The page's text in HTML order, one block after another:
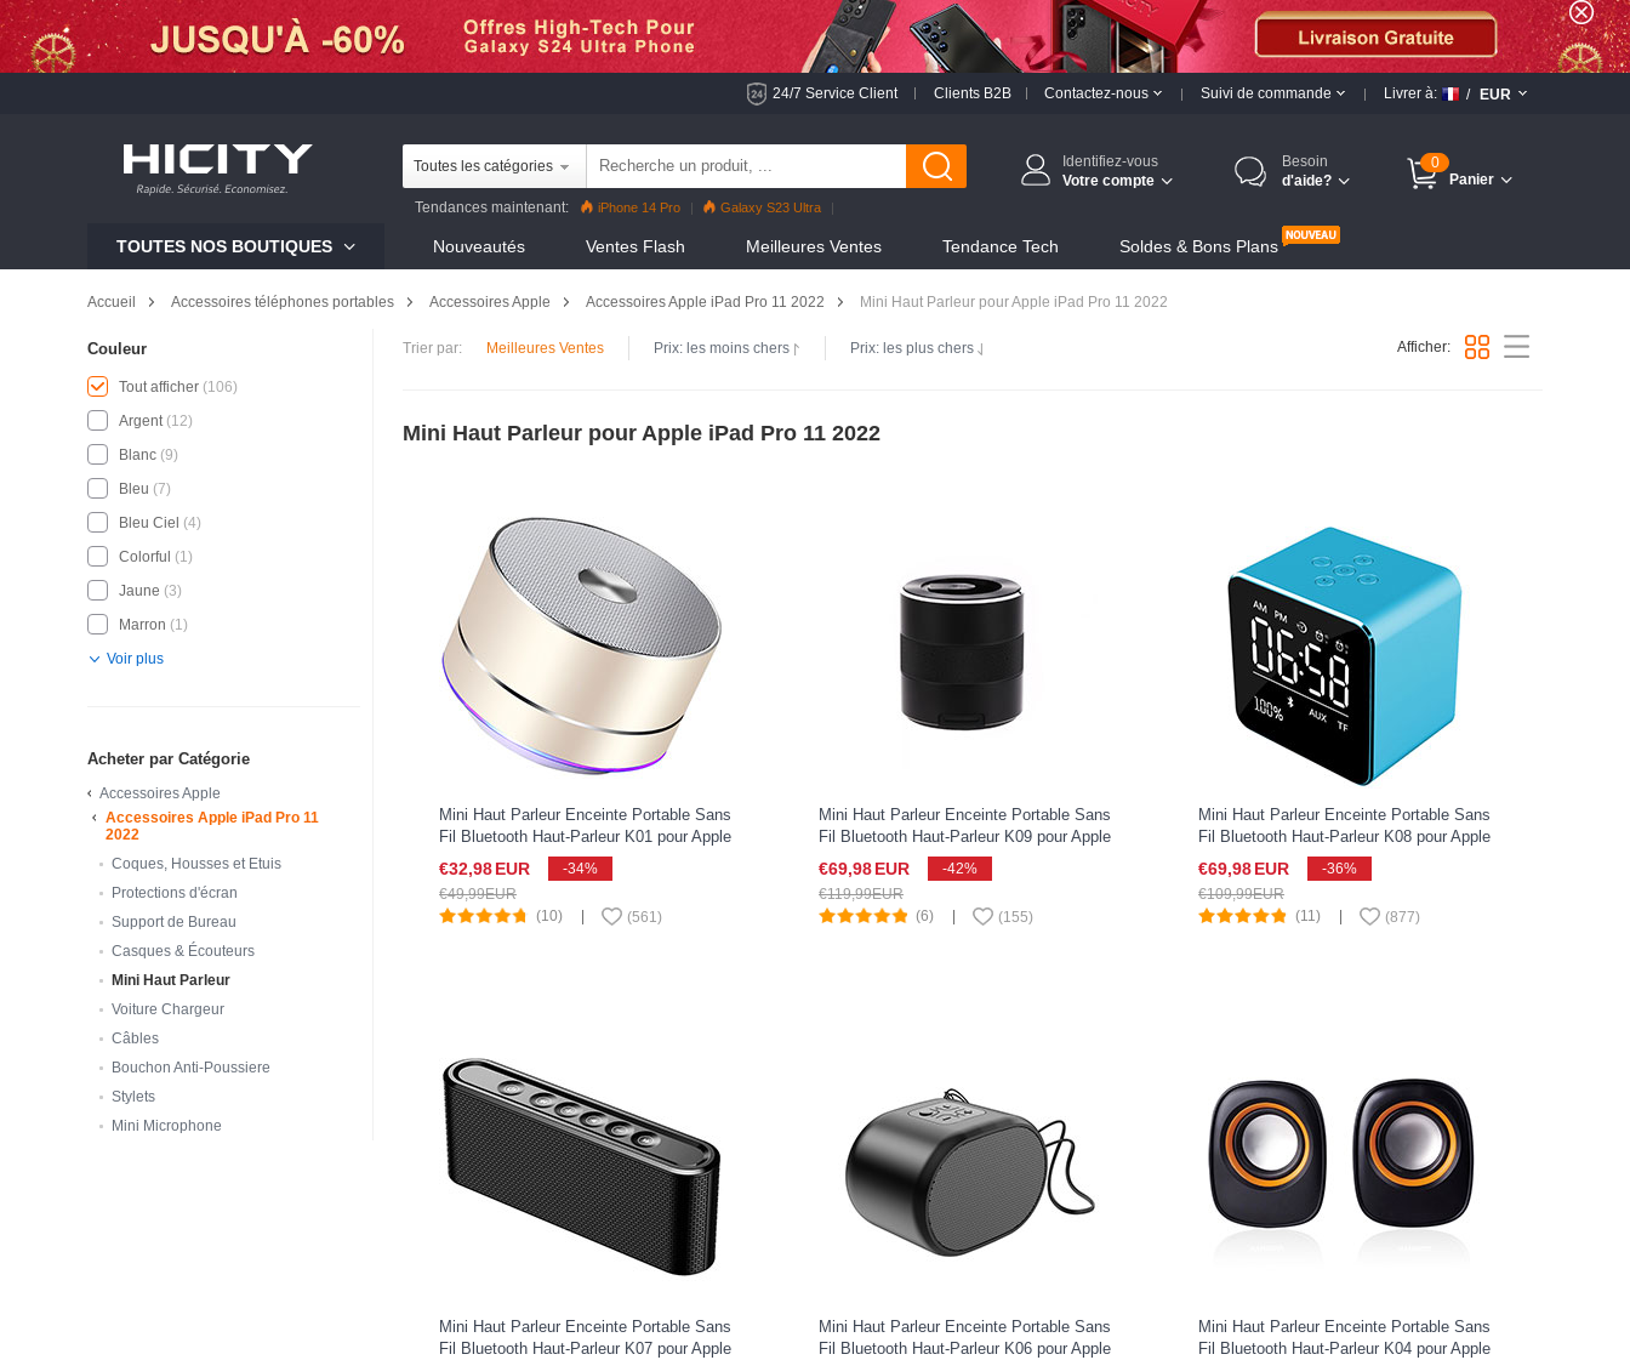
24/7 Service Client Clients B2B Contactez-nous Suivi de commande Livrer à: / EUR
Toutes les catégories
Tendances maintenant: iPhone 14 Pro
Galaxy S23 Ultra
Identifiez-vous
Votre compte
Besoin
d'aide?
0
Panier
TOUTES NOS BOUTIQUES Nouveautés Ventes Flash Meilleures Ventes Tendance Tech Soldes & Bons Plans
Accueil Accessoires téléphones portables Accessoires Apple Accessoires Apple iPad Pro 11 2022 Mini Haut Parleur pour Apple iPad Pro 11 2022
Couleur
Argent(12)
Blanc (9)
Bleu (7)
Bleu Ciel (4)
Colorful (1)
Jaune (3)
Marron (1)
Voir plus
Tout afficher (106)
Acheter par Catégorie
Accessoires Apple
Accessoires Apple iPad Pro 11
2022
Coques, Housses et Etuis
Protections d'écran
Support de Bureau
Casques & Écouteurs
Mini Haut Parleur
Voiture Chargeur
Câbles
Bouchon Anti-Poussiere
Stylets
Mini Microphone
Trier par: Meilleures Ventes Prix: les moins chers Prix: les plus chers Afficher:
Mini Haut Parleur pour Apple iPad Pro 11 2022
Mini Haut Parleur Enceinte Portable Sans
Fil Bluetooth Haut-Parleur K01 pour Apple
iPad Pro 11 2022 Or
€32,98EUR
-34%
€49,99EUR
(10)
(561)
Mini Haut Parleur Enceinte Portable Sans
Fil Bluetooth Haut-Parleur K09 pour Apple
iPad Pro 11 2022 Noir
€69,98EUR
-42%
€119,99EUR
(6)
(155)
Mini Haut Parleur Enceinte Portable Sans
Fil Bluetooth Haut-Parleur K08 pour Apple
iPad Pro 11 2022 Bleu
€69,98EUR
-36%
€109,99EUR
(11)
(877)
Mini Haut Parleur Enceinte Portable Sans
Fil Bluetooth Haut-Parleur K07 pour Apple
Mini Haut Parleur Enceinte Portable Sans
Fil Bluetooth Haut-Parleur K06 pour Apple
Mini Haut Parleur Enceinte Portable Sans
Fil Bluetooth Haut-Parleur K04 pour Apple